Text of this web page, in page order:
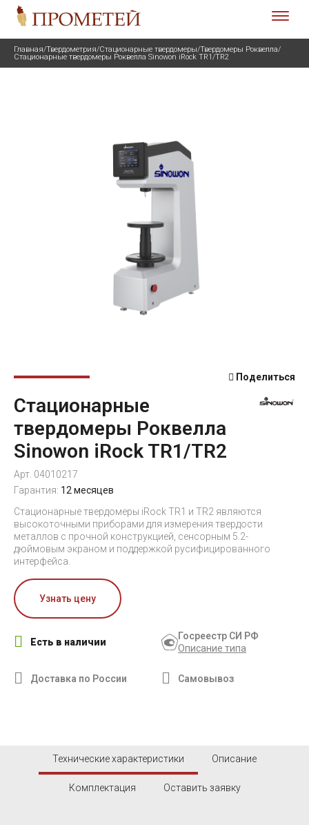
Главная/Твердометрия/Стационарные твердомеры/Твердомеры Роквелла/
Стационарные твердомеры Роквелла Sinowon iRock TR1/TR2
Поделиться
Стационарные
твердомеры Роквелла
Sinowon iRock TR1/TR2
Арт. 04010217
Гарантия: 12 месяцев
Стационарные твердомеры iRock TR1 и TR2 являются
высокоточными приборами для измерения твердости
металлов с прочной конструкцией, сенсорным 5.2-
дюймовым экраном и поддержкой русифицированного
интерфейса.
Узнать цену
Есть в наличии
Госреестр СИ РФ
Описание типа
Доставка по России Самовывоз
Технические характеристики Описание
Комплектация Оставить заявку